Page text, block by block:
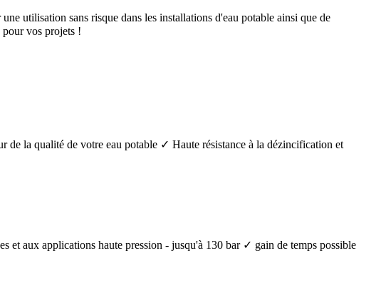
utilisation sans risque dans les installations d'eau potable ainsi que de
vos projets !
la qualité de votre eau potable ✓ Haute résistance à la dézincification et
et aux applications haute pression - jusqu'à 130 bar ✓ gain de temps possible